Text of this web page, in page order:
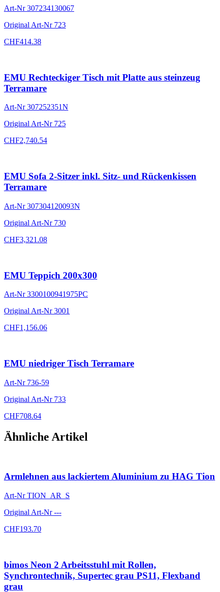
Art-Nr307234130067
Original Art-Nr 723
CHF414.38
EMU Rechteckiger Tisch mit Platte aus steinzeug
Terramare
Art-Nr307252351N
Original Art-Nr 725
CHF2,740.54
EMU Sofa 2-Sitzer inkl. Sitz- und Rückenkissen
Terramare
Art-Nr307304120093N
Original Art-Nr 730
CHF3,321.08
EMU Teppich 200x300
Art-Nr3300100941975PC
Original Art-Nr3001
CHF1,156.06
EMU niedriger Tisch Terramare
Art-Nr 736-59
Original Art-Nr 733
CHF708.64
Ähnliche Artikel
Armlehnen aus lackiertem Aluminium zu HAG Tion
Art-NrTION_AR_S
Original Art-Nr---
CHF193.70
bimos Neon 2 Arbeitsstuhl mit Rollen,
Synchrontechnik, Supertec grau PS11, Flexband
grau